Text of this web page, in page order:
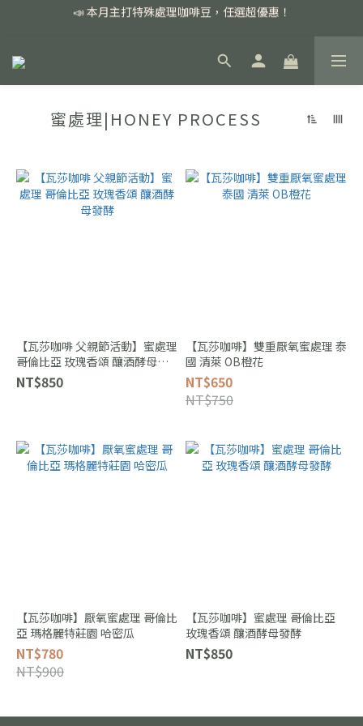
📣 本月主打特殊處理咖啡豆，任選超優惠！
📣 本月主打特殊處理咖啡豆，任選超優惠！
📣 本月主打特殊處理咖啡豆，任選超優惠！
蜜處理|HONEY PROCESS
【瓦莎咖啡 父親節活動】蜜處理
哥倫比亞 玫瑰香頌 釀酒酵母發
酵
NT$850
【瓦莎咖啡】雙重厭氧蜜處理 泰
國 清萊 OB橙花
NT$650
NT$750
【瓦莎咖啡】厭氧蜜處理 哥倫比
亞 瑪格麗特莊園 哈密瓜
NT$780
NT$900
【瓦莎咖啡】蜜處理 哥倫比亞
玫瑰香頌 釀酒酵母發酵
NT$850